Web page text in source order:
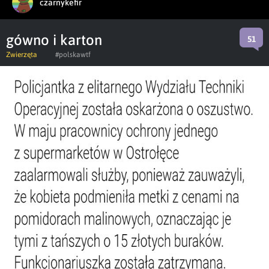
czarnykefir
gówno i karton 51
Zwierzęta #polskawtf